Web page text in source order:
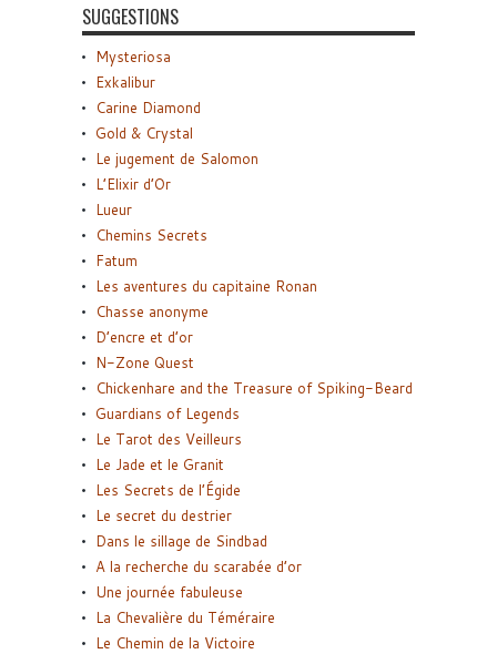
SUGGESTIONS
Mysteriosa
Exkalibur
Carine Diamond
Gold & Crystal
Le jugement de Salomon
L’Elixir d’Or
Lueur
Chemins Secrets
Fatum
Les aventures du capitaine Ronan
Chasse anonyme
D’encre et d’or
N-Zone Quest
Chickenhare and the Treasure of Spiking-Beard
Guardians of Legends
Le Tarot des Veilleurs
Le Jade et le Granit
Les Secrets de l’Égide
Le secret du destrier
Dans le sillage de Sindbad
A la recherche du scarabée d’or
Une journée fabuleuse
La Chevalière du Téméraire
Le Chemin de la Victoire